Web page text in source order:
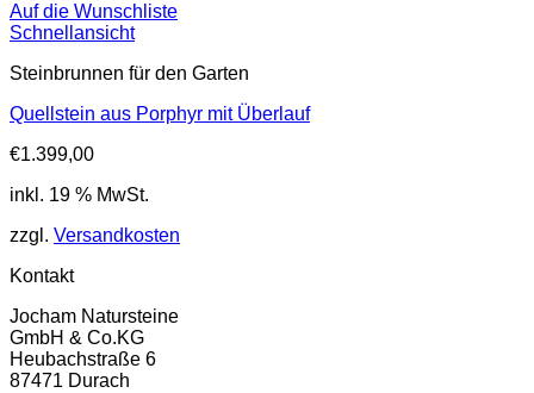
Auf die Wunschliste
Schnellansicht
Steinbrunnen für den Garten
Quellstein aus Porphyr mit Überlauf
€1.399,00
inkl. 19 % MwSt.
zzgl. Versandkosten
Kontakt
Jocham Natursteine
GmbH & Co.KG
Heubachstraße 6
87471 Durach